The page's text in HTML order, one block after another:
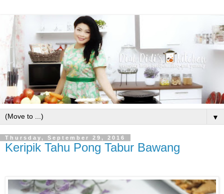
▼
Thursday, September 29, 2016
Keripik Tahu Pong Tabur Bawang